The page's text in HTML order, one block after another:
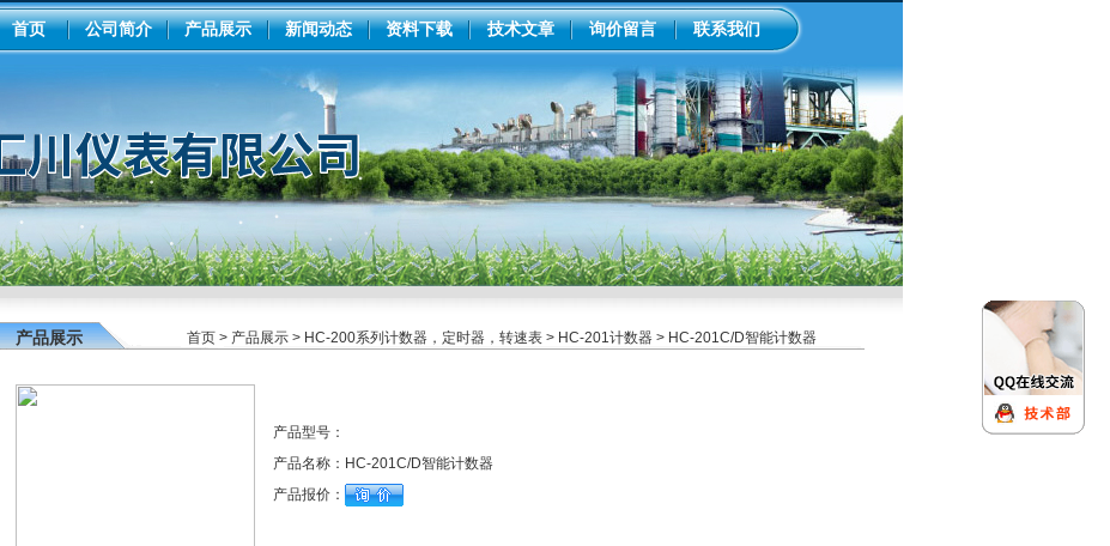
首页 公司简介 产品展示 新闻动态 资料下载 技术文章 询价留言 联系我们
产品展示 首页> 产品展示> HC-200系列计数器，定时器，转速表> HC-201计数器> HC-201C/D智能计数器
产品型号：
产品名称： HC-201C/D智能计数器
产品报价：